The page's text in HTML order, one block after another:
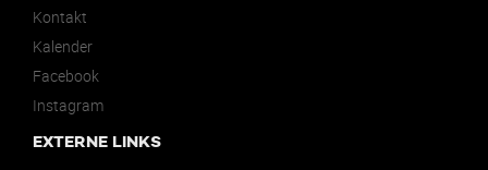
Kontakt
Kalender
Facebook
Instagram
EXTERNE LINKS